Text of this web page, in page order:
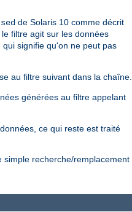
sed de Solaris 10 comme décrit
filtre agit sur les données
signifie qu'on ne peut pas
au filtre suivant dans la chaîne.
générées au filtre appelant
ce qui reste est traité
simple recherche/remplacement